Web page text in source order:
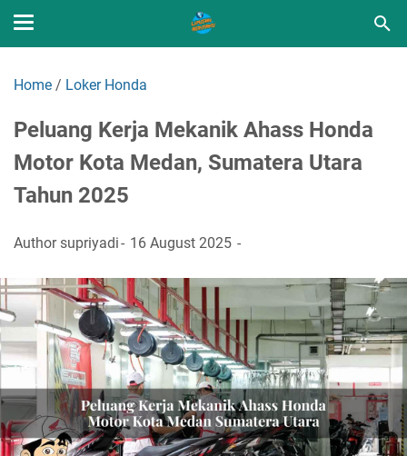
Home / Loker Honda
Peluang Kerja Mekanik Ahass Honda
Motor Kota Medan, Sumatera Utara
Tahun 2025
Authorsupriyadi 16 August 2025